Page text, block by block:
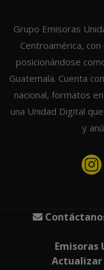
Grupo Emisoras
Centroamérica,
posicionándose
Guatemala. Cuenta
nacional, formatos
una Unidad Digital
y
Emisoras
Actualizar